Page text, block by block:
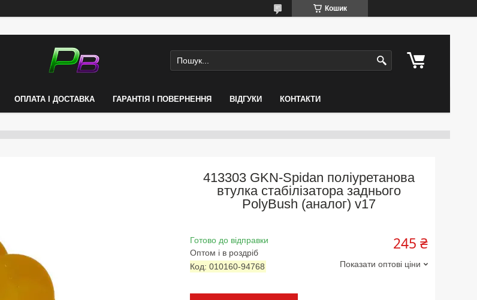
Кошик
ОПЛАТА І ДОСТАВКА ГАРАНТІЯ І ПОВЕРНЕННЯ ВІДГУКИ КОНТАКТИ
413303 GKN-Spidan поліуретанова
втулка стабілізатора заднього
PolyBush (аналог) v17
Готово до відправки
Оптом і в роздріб
Код: 010160-94768
245 ₴
Показати оптові ціни